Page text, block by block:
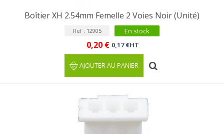
Boîtier XH 2.54mm Femelle 2 Voies Noir (Unité)
Ref : 12905 En stock
0,20 € 0,17 €HT
AJOUTER AU PANIER